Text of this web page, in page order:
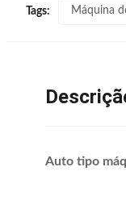
Tags: Máquina
Auto tipo